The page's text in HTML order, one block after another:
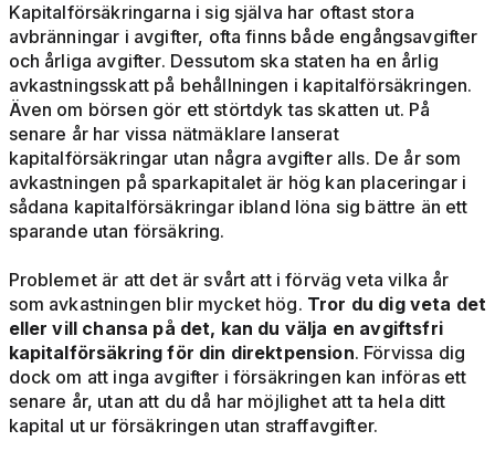
Kapitalförsäkringarna i sig själva har oftast stora
avbränningar i avgifter, ofta finns både engångsavgifter
och årliga avgifter. Dessutom ska staten ha en årlig
avkastningsskatt på behållningen i kapitalförsäkringen.
Även om börsen gör ett störtdyk tas skatten ut. På
senare år har vissa nätmäklare lanserat
kapitalförsäkringar utan några avgifter alls. De år som
avkastningen på sparkapitalet är hög kan placeringar i
sådana kapitalförsäkringar ibland löna sig bättre än ett
sparande utan försäkring.
Problemet är att det är svårt att i förväg veta vilka år
som avkastningen blir mycket hög. Tror du dig veta det
eller vill chansa på det, kan du välja en avgiftsfri
kapitalförsäkring för din direktpension. Förvissa dig
dock om att inga avgifter i försäkringen kan införas ett
senare år, utan att du då har möjlighet att ta hela ditt
kapital ut ur försäkringen utan straffavgifter.